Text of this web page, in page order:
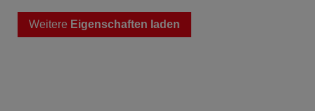
Weitere Eigenschaften laden